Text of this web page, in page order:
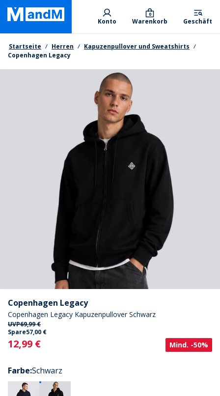
Skip
main
content
Primary departments
Konto Warenkorb
0
Geschäft
Brotkrumen
Startseite Herren
Kapuzenpullover und Sweatshirts
Copenhagen Legacy
Copenhagen Legacy
Copenhagen Legacy Kapuzenpullover Schwarz
UVP69,99 €
Spare57,00 €
Current
12,99 € Mind. -50%
Farbe:Schwarz